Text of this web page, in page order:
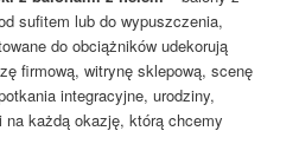
sufitem lub do wypuszczenia,
do obciążników udekorują
firmową, witrynę sklepową, scenę
integracyjne, urodziny,
każdą okazję, którą chcemy